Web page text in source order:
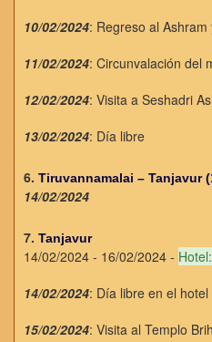
10/02/2024: Regreso al
11/02/2024: Circunvalación del
12/02/2024: Visita a Seshadri
13/02/2024: Día libre
6. Tiruvannamalai – Tanjavur
14/02/2024
7. Tanjavur
14/02/2024 - 16/02/2024 -
14/02/2024: Día libre en el hotel
15/02/2024: Visita al Templo